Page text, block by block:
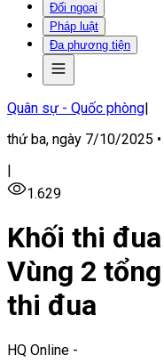
Đối ngoại
Pháp luật
Đa phương tiện
Quân sự - Quốc phòng|
thứ ba, ngày 7/10/2025 •
|
1.629
Khối thi
Vùng 2
thi đua
HQ Online -